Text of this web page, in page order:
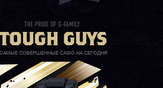
САМЫЕ СОВЕРШЕННЫЕ CASIO НА СЕГОДНЯ